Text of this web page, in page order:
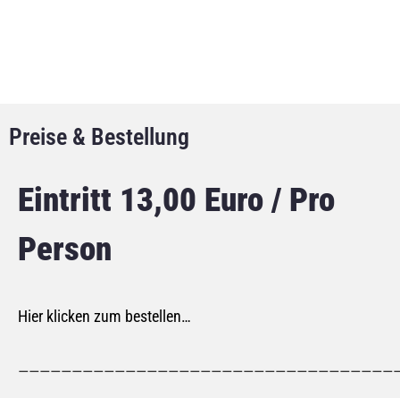
Preise & Bestellung
Eintritt 13,00 Euro / Pro
Person
Hier klicken zum bestellen…